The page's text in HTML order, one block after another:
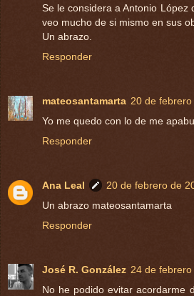
Se le considera a Antonio López
veo mucho de si mismo en sus
Un abrazo.
Responder
mateosantamarta 20 de
Yo me quedo con lo de me
Responder
Ana Leal
20 de febrero de
Un abrazo mateosantamarta
Responder
José R. González 24 de
No he podido evitar acordarme